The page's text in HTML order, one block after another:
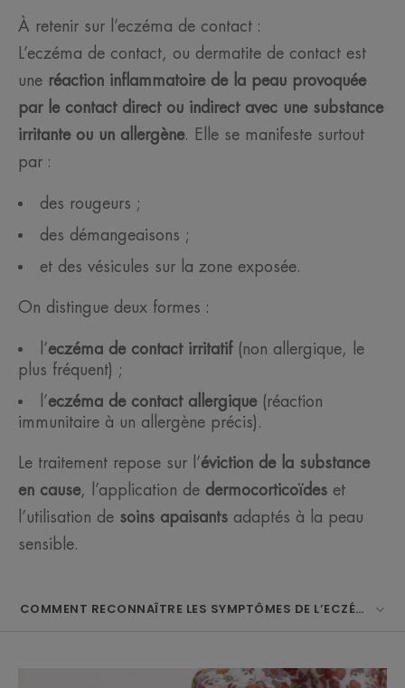
À retenir sur l’eczéma de contact :
L’eczéma de contact, ou dermatite de contact est
une réaction inflammatoire de la peau provoquée
par le contact direct ou indirect avec une substance
irritante ou un allergène. Elle se manifeste surtout
par :
des rougeurs ;
des démangeaisons ;
et des vésicules sur la zone exposée.
On distingue deux formes :
l’eczéma de contact irritatif(non allergique, le
plus fréquent) ;
l’eczéma de contact allergique(réaction
immunitaire à un allergène précis).
Le traitement repose sur l’éviction de la substance
en cause, l’application de dermocorticoïdes et
l’utilisation de soins apaisants adaptés à la peau
sensible.
COMMENT RECONNAÎTRE LES SYMPTÔMES DE L’ECZÉMA